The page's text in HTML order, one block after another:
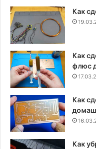
Как
Как
флюс
Как
Как